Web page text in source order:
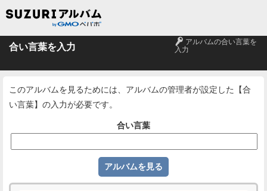
合い言葉を入力 🔑 アルバムの合い言葉を
入力
このアルバムを見るためには、アルバムの管理者が設定した【合
い言葉】の入力が必要です。
合い言葉